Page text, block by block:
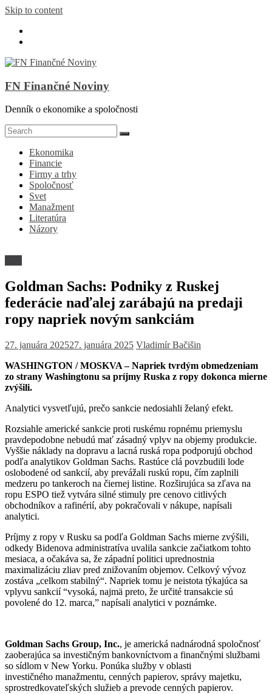
Skip to content
FN Finančné Noviny
Denník o ekonomike a spoločnosti
Ekonomika
Financie
Firmy a trhy
Spoločnosť
Svet
Manažment
Literatúra
Názory
Goldman Sachs: Podniky z Ruskej
federácie naďalej zarábajú na predaji
ropy napriek novým sankciám
27. januára 202527. januára 2025 Vladimír Bačišin
WASHINGTON / MOSKVA – Napriek tvrdým obmedzeniam
zo strany Washingtonu sa príjmy Ruska z ropy dokonca mierne
zvýšili.
Analytici vysvetľujú, prečo sankcie nedosiahli želaný efekt.
Rozsiahle americké sankcie proti ruskému ropnému priemyslu
pravdepodobne nebudú mať zásadný vplyv na objemy produkcie.
Vyššie náklady na dopravu a lacná ruská ropa podporujú obchod
podľa analytikov Goldman Sachs. Rastúce clá povzbudili lode
oslobodené od sankcií, aby prevážali ruskú ropu, čím zaplnili
medzeru po tankeroch na čiernej listine. Rozširujúca sa zľava na
ropu ESPO tiež vytvára silné stimuly pre cenovo citlivých
obchodníkov a rafinérií, aby pokračovali v nákupe, napísali
analytici.
Príjmy z ropy v Rusku sa podľa Goldman Sachs mierne zvýšili,
odkedy Bidenova administratíva uvalila sankcie začiatkom tohto
mesiaca, a očakáva sa, že západní politici uprednostnia
maximalizáciu zliav pred znižovaním objemov. Celkový vývoz
zostáva „celkom stabilný“. Napriek tomu je neistota týkajúca sa
vplyvu sankcií “vysoká, najmä preto, že určité transakcie sú
povolené do 12. marca,” napísali analytici v poznámke.
Goldman Sachs Group, Inc., je americká nadnárodná spoločnosť
zaoberajúca sa investičným bankovníctvom a finančnými službami
so sídlom v New Yorku. Ponúka služby v oblasti
investičného manažmentu, cenných papierov, správy majetku,
sprostredkovateľských služieb a prevode cenných papierov.